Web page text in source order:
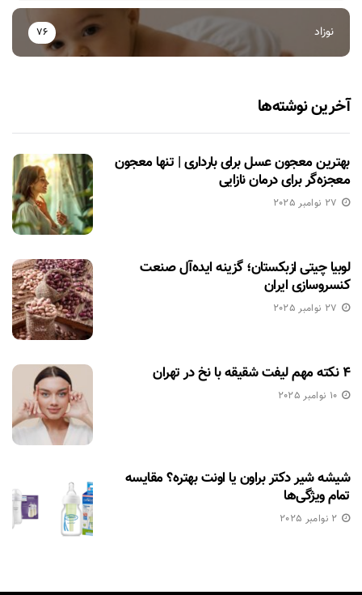
نوزاد 76
آخرین نوشته‌ها
بهترین معجون عسل برای بارداری | تنها معجون
معجزه‌گر برای درمان نازایی
27 نوامبر 2025
لوبیا چیتی ازبکستان؛ گزینه ایده‌آل صنعت
کنسروسازی ایران
27 نوامبر 2025
۴ نکته مهم لیفت شقیقه با نخ در تهران
10 نوامبر 2025
شیشه شیر دکتر براون یا اونت بهتره؟ مقایسه
تمام ویژگی‌ها
2 نوامبر 2025